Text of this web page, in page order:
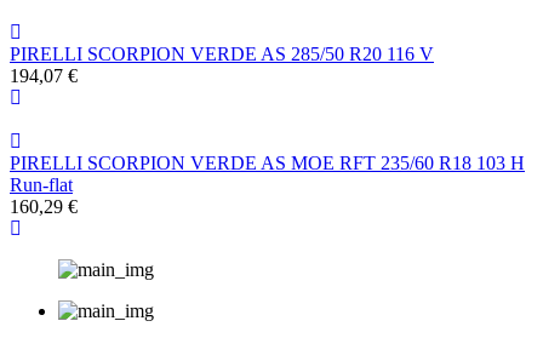
PIRELLI SCORPION VERDE AS 285/50 R20 116 V
194,07 €
PIRELLI SCORPION VERDE AS MOE RFT 235/60 R18 103 H
Run-flat
160,29 €